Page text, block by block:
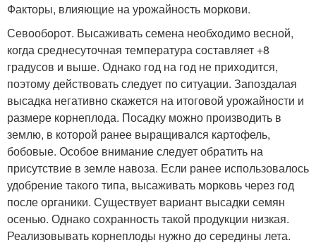
Факторы, влияющие на урожайность моркови.
Севооборот. Высаживать семена необходимо весной,
когда среднесуточная температура составляет +8
градусов и выше. Однако год на год не приходится,
поэтому действовать следует по ситуации. Запоздалая
высадка негативно скажется на итоговой урожайности и
размере корнеплода. Посадку можно производить в
землю, в которой ранее выращивался картофель,
бобовые. Особое внимание следует обратить на
присутствие в земле навоза. Если ранее использовалось
удобрение такого типа, высаживать морковь через год
после органики. Существует вариант высадки семян
осенью. Однако сохранность такой продукции низкая.
Реализовывать корнеплоды нужно до середины лета.